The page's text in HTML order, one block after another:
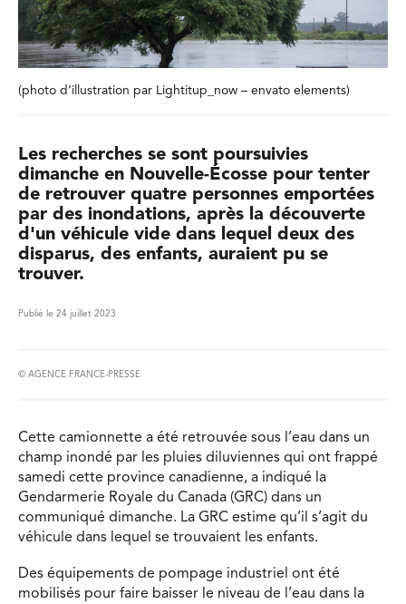
(photo d’illustration par Lightitup_now – envato elements)
Les recherches se sont poursuivies
dimanche en Nouvelle-Écosse pour tenter
de retrouver quatre personnes emportées
par des inondations, après la découverte
d'un véhicule vide dans lequel deux des
disparus, des enfants, auraient pu se
trouver.
Publié le 24 juillet 2023
© AGENCE FRANCE-PRESSE
Cette camionnette a été retrouvée sous l’eau dans un
champ inondé par les pluies diluviennes qui ont frappé
samedi cette province canadienne, a indiqué la
Gendarmerie Royale du Canada (GRC) dans un
communiqué dimanche. La GRC estime qu’il s’agit du
véhicule dans lequel se trouvaient les enfants.
Des équipements de pompage industriel ont été
mobilisés pour faire baisser le niveau de l’eau dans la